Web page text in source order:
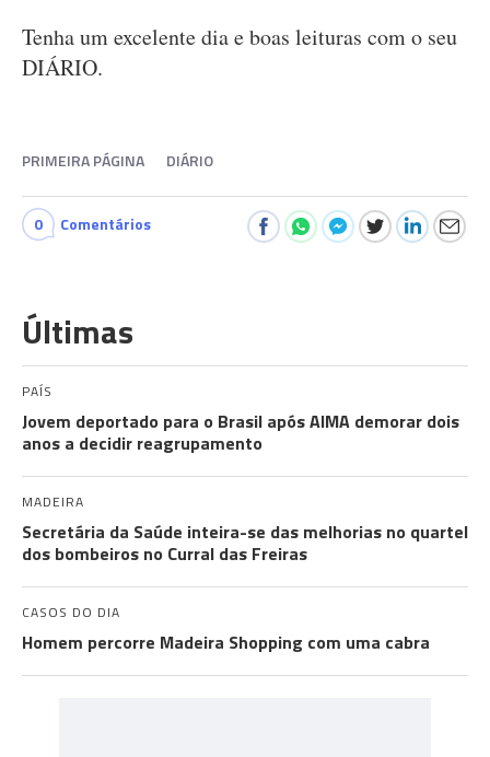
Tenha um excelente dia e boas leituras com o seu
DIÁRIO.
PRIMEIRA PÁGINA DIÁRIO
0 Comentários
Últimas
PAÍS
Jovem deportado para o Brasil após AIMA demorar dois
anos a decidir reagrupamento
MADEIRA
Secretária da Saúde inteira-se das melhorias no quartel
dos bombeiros no Curral das Freiras
CASOS DO DIA
Homem percorre Madeira Shopping com uma cabra